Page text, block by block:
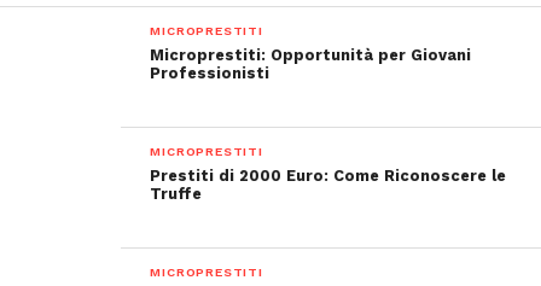
MICROPRESTITI
Microprestiti: Opportunità per Giovani
Professionisti
MICROPRESTITI
Prestiti di 2000 Euro: Come Riconoscere le
Truffe
MICROPRESTITI